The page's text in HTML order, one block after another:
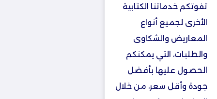
تفوتكم خدماتنا الكتابية
الأخرى لجميع أنواع
المعاريض والشكاوى
والطلبات، التي يمكنكم
الحصول عليها بأفضل
جودة وأقل سعر، من خلال